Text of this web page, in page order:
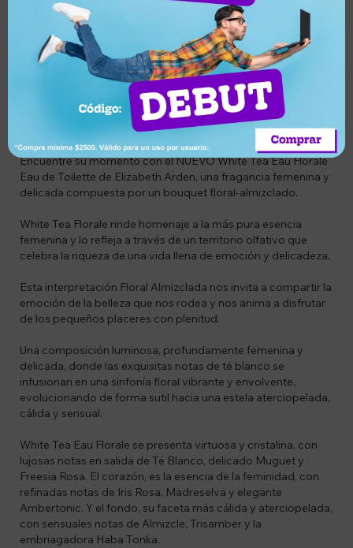
Compra segura
entrega
Descripción
CODIGO: BG085805260156
DESCRIPCIÓN DEL PRODUCTO:
Encuentre su momento con el NUEVO White Tea Eau Florale
Eau de Toilette de Elizabeth Arden, una fragancia femenina y
delicada compuesta por un bouquet floral-almizclado.
White Tea Florale rinde homenaje a la más pura esencia
femenina y lo refleja a través de un territorio olfativo que
celebra la riqueza de una vida llena de emoción y delicadeza.
Esta interpretación Floral Almizclada nos invita a compartir la
emoción de la belleza que nos rodea y nos anima a disfrutar
de los pequeños placeres con plenitud.
Una composición luminosa, profundamente femenina y
delicada, donde las exquisitas notas de té blanco se
infusionan en una sinfonía floral vibrante y envolvente,
evolucionando de forma sutil hacia una estela aterciopelada,
cálida y sensual.
White Tea Eau Florale se presenta virtuosa y cristalina, con
lujosas notas en salida de Té Blanco, delicado Muguet y
Freesia Rosa. El corazón, es la esencia de la feminidad, con
refinadas notas de Iris Rosa, Madreselva y elegante
Ambertonic. Y el fondo, su faceta más cálida y aterciopelada,
con sensuales notas de Almizcle, Trisamber y la
embriagadora Haba Tonka.